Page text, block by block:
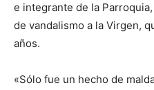
e integrante de la
de vandalismo a la Virgen,
años.
«Sólo fue un hecho de